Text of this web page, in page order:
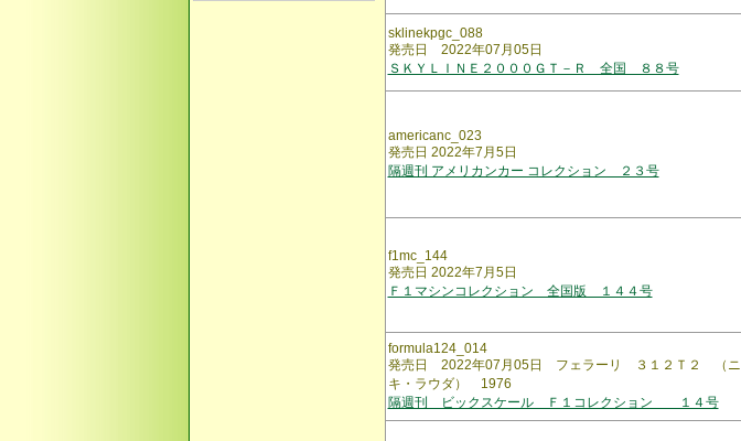
sklinekpgc_088
発売日 2022年07月05日
ＳＫＹＬＩＮＥ２０００ＧＴ－Ｒ 全国 ８８号
americanc_023
発売日 2022年7月5日
隔週刊 アメリカンカー コレクション ２３号
f1mc_144
発売日 2022年7月5日
Ｆ１マシンコレクション 全国版 １４４号
formula124_014
発売日 2022年07月05日 フェラーリ ３１２Ｔ２ （ニ
キ・ラウダ） 1976
隔週刊 ビックスケール Ｆ１コレクション １４号